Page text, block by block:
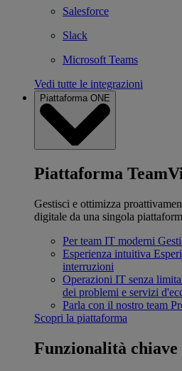
Salesforce
Slack
Microsoft Teams
Vedi tutte le integrazioni
Piattaforma ONE
Piattaforma
Gestisci e ottimizza
digitale da una singola
Per team IT moderni
Esperienza intuitiva
interruzioni
Operazioni IT senza
dei problemi e servizi
Parla con il nostro team
Scopri la piattaforma
Funzionalità chiave